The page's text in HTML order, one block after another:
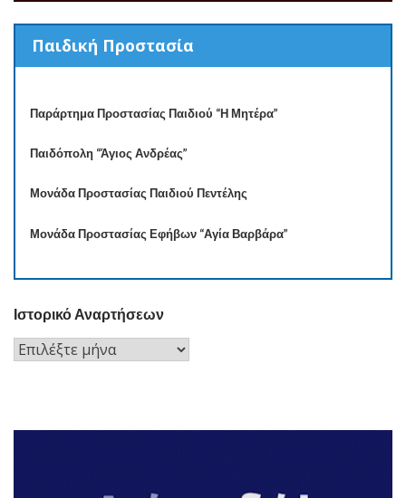
Παιδική Προστασία
Παράρτημα Προστασίας Παιδιού “Η Μητέρα”
Παιδόπολη “Άγιος Ανδρέας”
Μονάδα Προστασίας Παιδιού Πεντέλης
Μονάδα Προστασίας Εφήβων “Αγία Βαρβάρα”
Ιστορικό Αναρτήσεων
Ιστορικό